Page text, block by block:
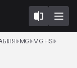
MG
MG HS